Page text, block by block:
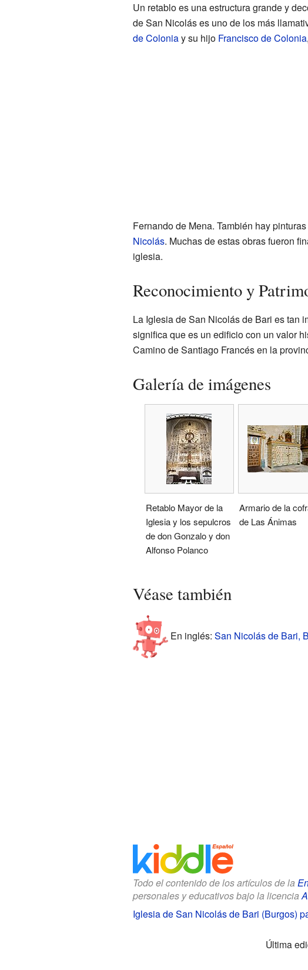
Un retablo es una estructura grande y
de San Nicolás es uno de los más
de Coloniay su hijo Francisco de Colonia
Fernando de Mena. También hay
Nicolás. Muchas de estas obras fueron
iglesia.
Reconocimiento y
La Iglesia de San Nicolás de Bari es tan
significa que es un edificio con un valor
Camino de Santiago Francés en la
Galería de imágenes
Retablo Mayor de la
Iglesia y los sepulcros
de don Gonzalo y don
Alfonso Polanco
Armario de la
de Las Ánimas
Véase también
En inglés: San Nicolás de Bari,
Todo el contenido de los artículos de la
personales y educativos bajo la licencia
Iglesia de San Nicolás de Bari (Burgos)
Última